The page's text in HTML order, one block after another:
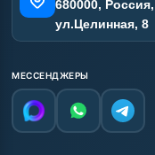
680000,
ул.Целинная, 8
МЕССЕНДЖЕРЫ